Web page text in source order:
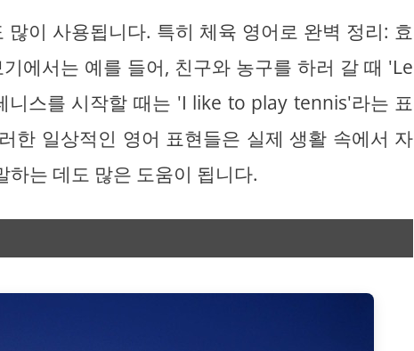
이 사용됩니다. 특히 체육 영어로 완벽 정리: 효
에서는 예를 들어, 친구와 농구를 하러 갈 때 'Le
니스를 시작할 때는 'I like to play tennis'라는 표
한 일상적인 영어 표현들은 실제 생활 속에서 자
하는 데도 많은 도움이 됩니다.